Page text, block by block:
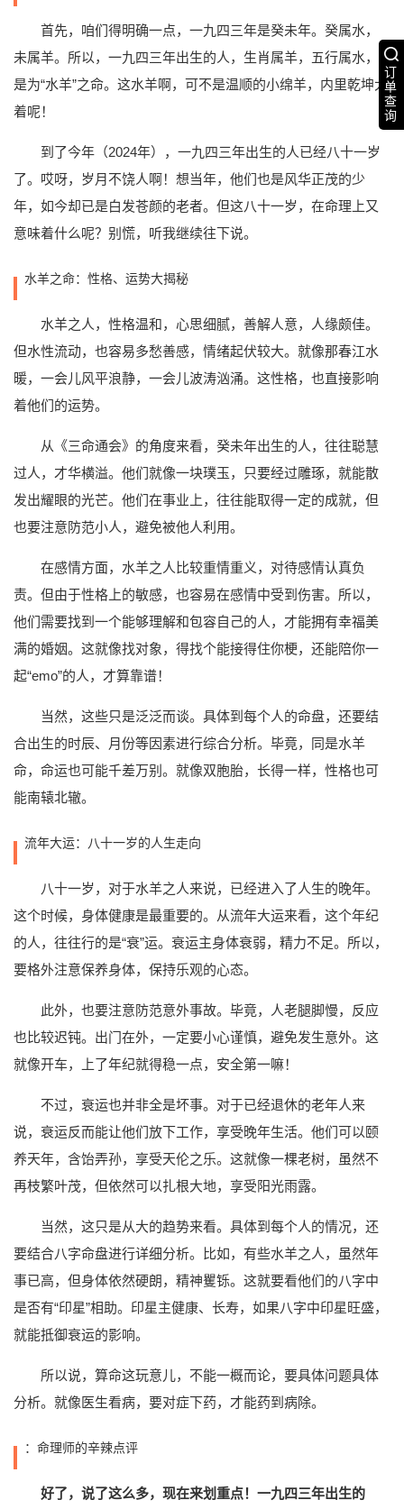
订
单
查
询
首先，咱们得明确一点，一九四三年是癸未年。癸属水，
未属羊。所以，一九四三年出生的人，生肖属羊，五行属水，
是为“水羊”之命。这水羊啊，可不是温顺的小绵羊，内里乾坤大
着呢！
到了今年（2024年），一九四三年出生的人已经八十一岁
了。哎呀，岁月不饶人啊！想当年，他们也是风华正茂的少
年，如今却已是白发苍颜的老者。但这八十一岁，在命理上又
意味着什么呢？别慌，听我继续往下说。
水羊之命：性格、运势大揭秘
水羊之人，性格温和，心思细腻，善解人意，人缘颇佳。
但水性流动，也容易多愁善感，情绪起伏较大。就像那春江水
暖，一会儿风平浪静，一会儿波涛汹涌。这性格，也直接影响
着他们的运势。
从《三命通会》的角度来看，癸未年出生的人，往往聪慧
过人，才华横溢。他们就像一块璞玉，只要经过雕琢，就能散
发出耀眼的光芒。他们在事业上，往往能取得一定的成就，但
也要注意防范小人，避免被他人利用。
在感情方面，水羊之人比较重情重义，对待感情认真负
责。但由于性格上的敏感，也容易在感情中受到伤害。所以，
他们需要找到一个能够理解和包容自己的人，才能拥有幸福美
满的婚姻。这就像找对象，得找个能接得住你梗，还能陪你一
起“emo”的人，才算靠谱！
当然，这些只是泛泛而谈。具体到每个人的命盘，还要结
合出生的时辰、月份等因素进行综合分析。毕竟，同是水羊
命，命运也可能千差万别。就像双胞胎，长得一样，性格也可
能南辕北辙。
流年大运：八十一岁的人生走向
八十一岁，对于水羊之人来说，已经进入了人生的晚年。
这个时候，身体健康是最重要的。从流年大运来看，这个年纪
的人，往往行的是“衰”运。衰运主身体衰弱，精力不足。所以，
要格外注意保养身体，保持乐观的心态。
此外，也要注意防范意外事故。毕竟，人老腿脚慢，反应
也比较迟钝。出门在外，一定要小心谨慎，避免发生意外。这
就像开车，上了年纪就得稳一点，安全第一嘛！
不过，衰运也并非全是坏事。对于已经退休的老年人来
说，衰运反而能让他们放下工作，享受晚年生活。他们可以颐
养天年，含饴弄孙，享受天伦之乐。这就像一棵老树，虽然不
再枝繁叶茂，但依然可以扎根大地，享受阳光雨露。
当然，这只是从大的趋势来看。具体到每个人的情况，还
要结合八字命盘进行详细分析。比如，有些水羊之人，虽然年
事已高，但身体依然硬朗，精神矍铄。这就要看他们的八字中
是否有“印星”相助。印星主健康、长寿，如果八字中印星旺盛，
就能抵御衰运的影响。
所以说，算命这玩意儿，不能一概而论，要具体问题具体
分析。就像医生看病，要对症下药，才能药到病除。
：命理师的辛辣点评
好了，说了这么多，现在来划重点！一九四三年出生的